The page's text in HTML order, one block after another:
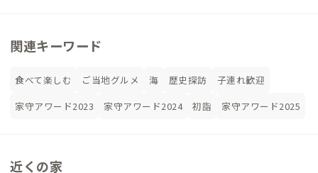
関連キーワード
食べて楽しむ ご当地グルメ 海 歴史探訪
子連れ歓迎
家守アワード2023
家守アワード2024 初詣 家守アワード2025
近くの家